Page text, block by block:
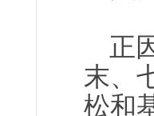
正
末、
松和